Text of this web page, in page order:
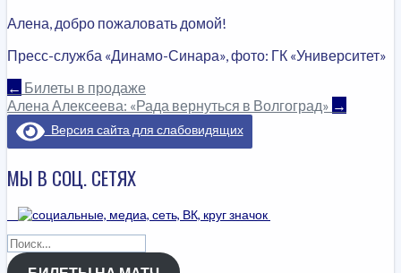
Алена, добро пожаловать домой!
Пресс-служба «Динамо-Синара», фото: ГК «Университет»
НАВИГАЦИЯ
ПО
ЗАПИСЯМ
← Билеты в продаже
Алена Алексеева: «Рада вернуться в Волгоград» →
Версия сайта для слабовидящих
МЫ В СОЦ. СЕТЯХ
Найти: